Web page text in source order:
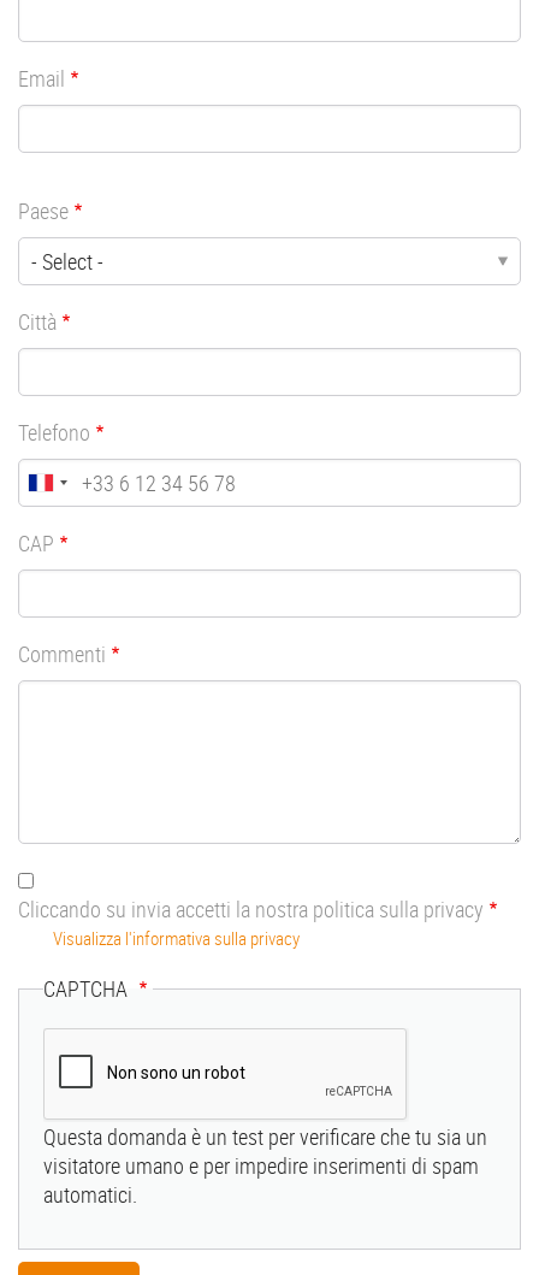
Email
Paese
Città
Telefono
CAP
Commenti
Cliccando su invia accetti la nostra politica sulla privacy
Visualizza l'informativa sulla privacy
CAPTCHA
Questa domanda è un test per verificare che tu sia un
visitatore umano e per impedire inserimenti di spam
automatici.